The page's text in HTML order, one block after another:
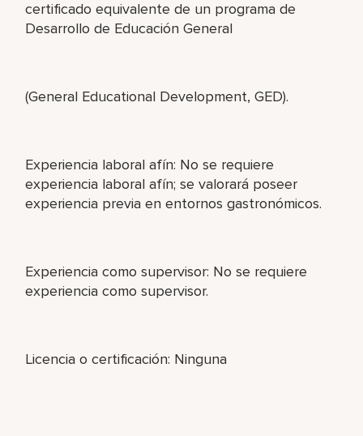
certificado equivalente de un programa de
Desarrollo de Educación General
(General Educational Development, GED).
Experiencia laboral afín: No se requiere
experiencia laboral afín; se valorará poseer
experiencia previa en entornos gastronómicos.
Experiencia como supervisor: No se requiere
experiencia como supervisor.
Licencia o certificación: Ninguna